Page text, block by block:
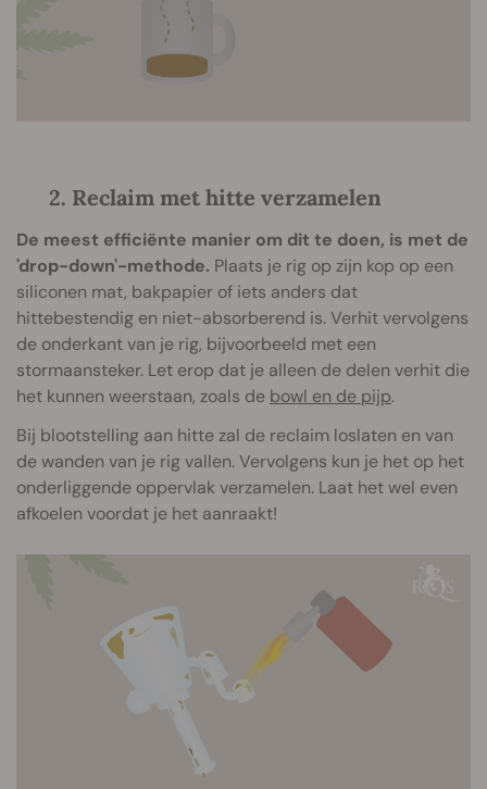
2. Reclaim met hitte verzamelen
De meest efficiënte manier om dit te doen, is met de
'drop-down'-methode. Plaats je rig op zijn kop op een
siliconen mat, bakpapier of iets anders dat
hittebestendig en niet-absorberend is. Verhit vervolgens
de onderkant van je rig, bijvoorbeeld met een
stormaansteker. Let erop dat je alleen de delen verhit die
het kunnen weerstaan, zoals de bowl en de pijp.
Bij blootstelling aan hitte zal de reclaim loslaten en van
de wanden van je rig vallen. Vervolgens kun je het op het
onderliggende oppervlak verzamelen. Laat het wel even
afkoelen voordat je het aanraakt!